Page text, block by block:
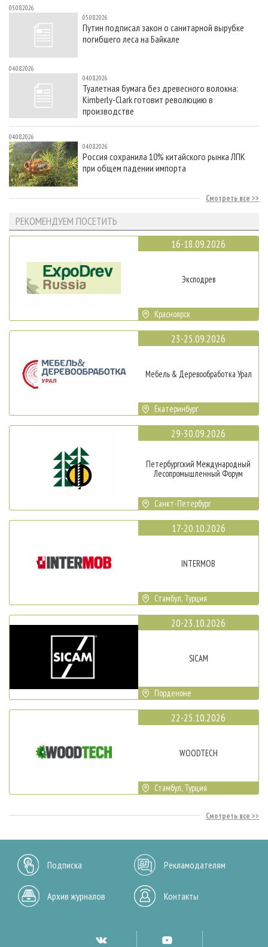
05.08.2026
05.08.2026
Путин подписал закон о санитарной вырубке
погибшего леса на Байкале
04.08.2026
04.08.2026
Туалетная бумага без древесного волокна:
Kimberly-Clark готовит революцию в
производстве
04.08.2026
04.08.2026
Россия сохранила 10% китайского рынка ЛПК
при общем падении импорта
Смотреть все
РЕКОМЕНДУЕМ ПОСЕТИТЬ
16-18.09.2026
Эксподрев
Красноярск
23-25.09.2026
Мебель & Деревообработка Урал
Екатеринбург
29-30.09.2026
Петербургский Международный
Лесопромышленный Форум
Санкт-Петербург
17-20.10.2026
INTERMOB
Стамбул, Турция
20-23.10.2026
SICAM
Порденоне
22-25.10.2026
WOODTECH
Стамбул, Турция
Смотреть все
Подписка Рекламодателям
Архив журналов Контакты